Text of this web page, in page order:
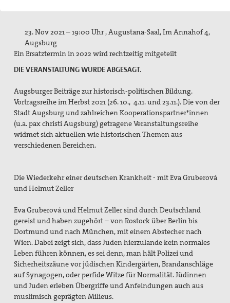
Aktion Aufschrei
Den Staat Palästina anerkennen!
Christlich-muslimischer Dialog
Begleitung bei Gewissensfragen zum neuen Wehrdienst,
KDV Beratung
friedens räume
Leitungsteam
Pädagogisches Konzept
Publikationen
Blickpunkt
Erklärungen
Lobbyarbeit
Spiritualität
23. Nov 2021 – 19:00 Uhr , Augustana-Saal, Im Annahof 4,
Augsburg
Ein Ersatztermin in 2022 wird rechtzeitig mitgeteilt
DIE VERANSTALTUNG WURDE ABGESAGT.
Augsburger Beiträge zur historisch-politischen Bildung.
Vortragsreihe im Herbst 2021 (26. 10., 4.11. und 23.11.). Die von der
Stadt Augsburg und zahlreichen Kooperationspartner*innen
(u.a. pax christi Augsburg) getragene Veranstaltungsreihe
widmet sich aktuellen wie historischen Themen aus
verschiedenen Bereichen.
Die Wiederkehr einer deutschen Krankheit - mit Eva Gruberová
und Helmut Zeller
Eva Gruberová und Helmut Zeller sind durch Deutschland
gereist und haben zugehört – von Rostock über Berlin bis
Dortmund und nach München, mit einem Abstecher nach
Wien. Dabei zeigt sich, dass Juden hierzulande kein normales
Leben führen können, es sei denn, man hält Polizei und
Sicherheitszäune vor jüdischen Kindergärten, Brandanschläge
auf Synagogen, oder perfide Witze für Normalität. Jüdinnen
und Juden erleben Übergriffe und Anfeindungen auch aus
muslimisch geprägten Milieus.